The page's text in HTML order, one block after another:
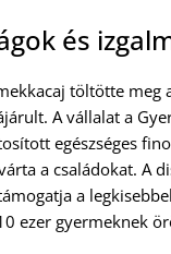
és
töltötte
A vállalat a
egészséges
a családokat. A
a
ezer gyermeknek